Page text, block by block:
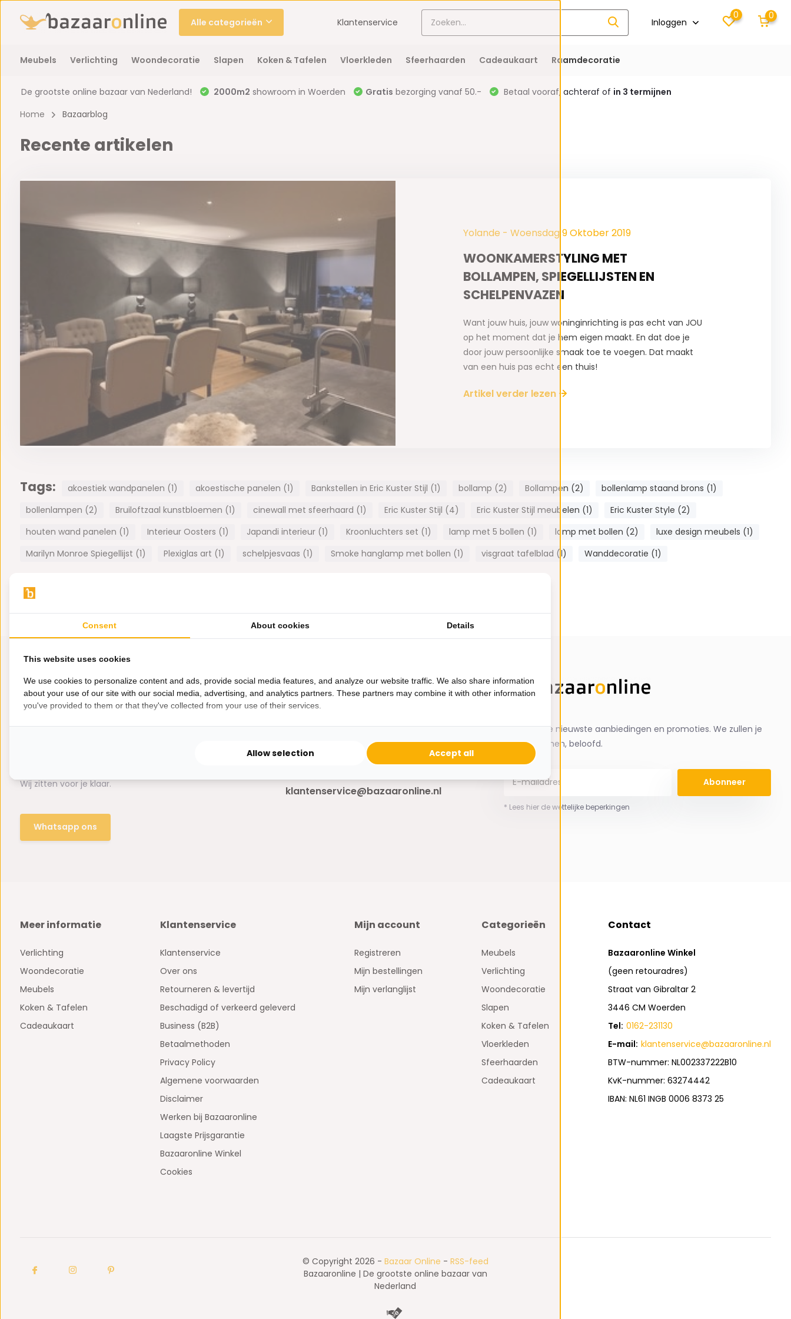
Alle categorieën Klantenservice Inloggen
0 0
Meubels Verlichting Woondecoratie Slapen Koken & Tafelen Vloerkleden Sfeerhaarden Cadeaukaart Raamdecoratie
De grootste online bazaar van Nederland! 2000m2 showroom in Woerden Gratis bezorging vanaf 50.- Betaal vooraf, achteraf of in 3 termijnen
Home
Bazaarblog
Recente artikelen
Yolande - Woensdag 9 Oktober 2019
WOONKAMERSTYLING MET
BOLLAMPEN, SPIEGELLIJSTEN EN
SCHELPENVAZEN
Want jouw huis, jouw woninginrichting is pas echt van JOU
op het moment dat je hem eigen maakt. En dat doe je
door jouw persoonlijke smaak toe te voegen. Dat maakt
van een huis pas echt een thuis!
Artikel verder lezen
Tags: akoestiek wandpanelen (1) akoestische panelen (1) Bankstellen in Eric Kuster Stijl (1) bollamp (2) Bollampen (2)
bollenlamp staand brons (1)
bollenlampen (2)
Bruiloftzaal kunstbloemen (1) cinewall met sfeerhaard (1) Eric Kuster Stijl (4) Eric Kuster Stijl meubelen (1)
Eric Kuster Style (2)
houten wand panelen (1)
Interieur Oosters (1) Japandi interieur (1) Kroonluchters set (1) lamp met 5 bollen (1) lamp met bollen (2)
luxe design meubels (1)
Marilyn Monroe Spiegellijst (1)
Plexiglas art (1) schelpjesvaas (1) Smoke hanglamp met bollen (1) visgraat tafelblad (1) Wanddecoratie (1)
Wij zitten voor je klaar.
Whatsapp ons
Heb je een vraag?
Binnen 24 uur antwoord op je vraag!
Bereikbaar van ma - vr 10:00 tot 17:00
klantenservice@bazaaronline.nl
Ontvang de nieuwste aanbiedingen en promoties. We zullen je
niet spammen, beloofd.
Abonneer
* Lees hier de wettelijke beperkingen
Meer informatie
Verlichting
Woondecoratie
Meubels
Koken & Tafelen
Cadeaukaart
Klantenservice
Klantenservice
Over ons
Retourneren & levertijd
Beschadigd of verkeerd geleverd
Business (B2B)
Betaalmethoden
Privacy Policy
Algemene voorwaarden
Disclaimer
Werken bij Bazaaronline
Laagste Prijsgarantie
Bazaaronline Winkel
Cookies
Mijn account
Registreren
Mijn bestellingen
Mijn verlanglijst
Categorieën
Meubels
Verlichting
Woondecoratie
Slapen
Koken & Tafelen
Vloerkleden
Sfeerhaarden
Cadeaukaart
Contact
Bazaaronline Winkel
(geen retouradres)
Straat van Gibraltar 2
3446 CM Woerden
Tel: 0162-231130
E-mail: klantenservice@bazaaronline.nl
BTW-nummer: NL002337222B10
KvK-nummer: 63274442
IBAN: NL61 INGB 0006 8373 25
© Copyright 2026 - Bazaar Online - RSS-feed
Bazaaronline | De grootste online bazaar van
Nederland
Consent About cookies Details
This website uses cookies
We use cookies to personalize content and ads, provide social media features, and analyze our website traffic. We also share information
about your use of our site with our social media, advertising, and analytics partners. These partners may combine it with other information
you've provided to them or that they've collected from your use of their services.
Allow selection Accept all